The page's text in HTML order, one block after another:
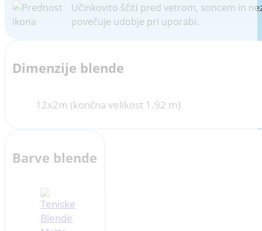
Učinkovito ščiti pred vetrom, soncem in
povečuje udobje pri uporabi.
Dimenzije blende
12x2m (končna velikost 1.92 m)
Barve blende